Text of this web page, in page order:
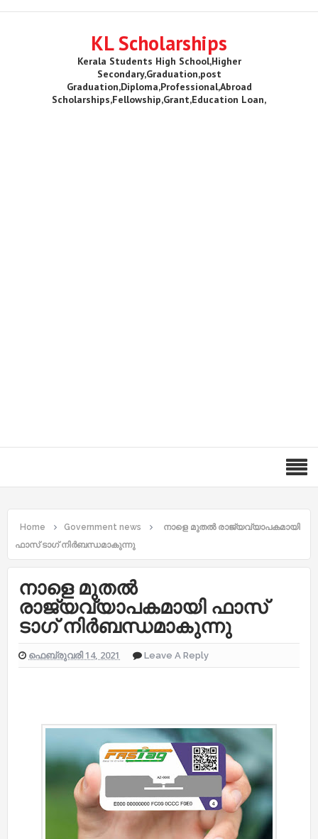
KL Scholarships
Kerala Students High School,Higher
Secondary,Graduation,post
Graduation,Diploma,Professional,Abroad
Scholarships,Fellowship,Grant,Education Loan,
Home Government news
നാളെ മുതൽ രാജ്യവ്യാപകമായി
ഫാസ് ടാഗ് നിർബന്ധമാകുന്നു
നാളെ മുതൽ
രാജ്യവ്യാപകമായി ഫാസ്
ടാഗ് നിർബന്ധമാകുന്നു
ഫെബ്രുവരി 14, 2021 Leave A Reply